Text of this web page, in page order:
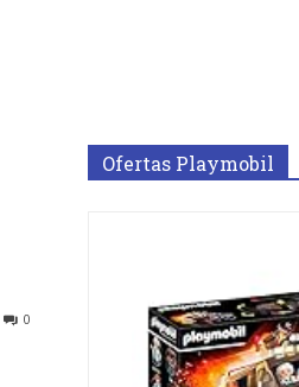
0
Ofertas Playmobil